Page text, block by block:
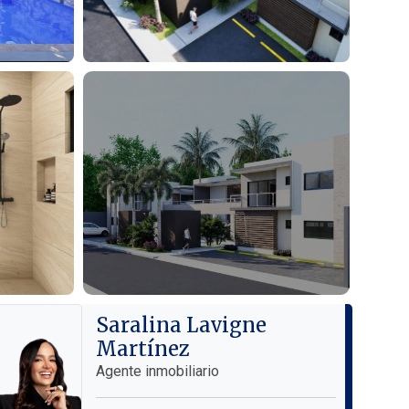
Saralina Lavigne
Martínez
Agente inmobiliario